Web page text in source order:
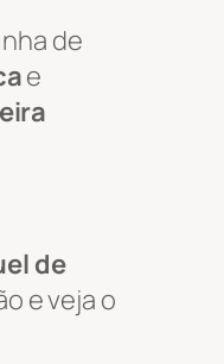
de
e
de
e veja o